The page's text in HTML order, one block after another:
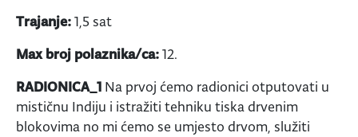
Trajanje:1,5 sat
Max broj polaznika/ca:12.
RADIONICA_1 Na prvoj ćemo radionici otputovati u
mističnu Indiju i istražiti tehniku tiska drvenim
blokovima no mi ćemo se umjesto drvom, služiti